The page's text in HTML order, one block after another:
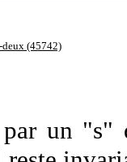
(45742)
un "s"